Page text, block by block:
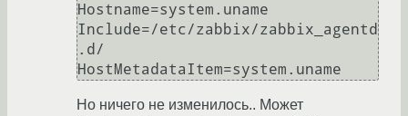
Hostname=system.uname
Include=/etc/zabbix/zabbix_agentd
.d/
Но ничего не изменилось.. Может